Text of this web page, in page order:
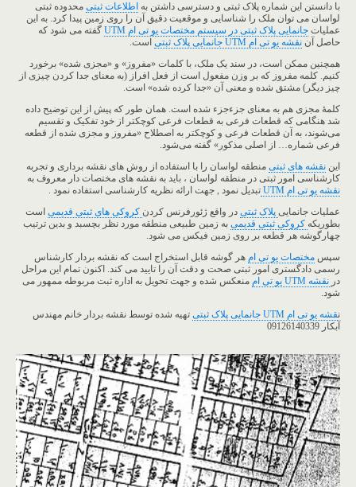
با دانستن این شماره پلاک ثبتی و دسترسی داشتن به اطلاعات ثبتی محدوده ثبتی
لواسان می توان ملک را شناسایی و موقعیت دقیق آن را روی زمین پیدا کرد. به این
عملیات جانمایی پلاک ثبتی در سیستم مختصات یو تی ام UTM
گفته می شود که
حاصل آن نقشه یو تی ام UTM جانمایی پلاک ثبتی
است.
همچنین ممکن است، در سند یک ملک، با کلمات «مفروز» و «مجزی شده» برخورد
کنیم. کلمه مفروز که بر وزن مفعول است از فعل افراز (به معنای جدا کردن چیزی از
چیز دیگر) مشتق شده و معنی آن «جدا کرده شده» است.
کلمۀ مجزی هم به معنای جزء‌جزء شده است. همان ‌طور که پیش از این توضیح داده
شد هنگامی که قطعات فرعی به قطعات فرعی کوچکتر از خود تفکیک و تقسیم
می‌شوند، به آن قطعات فرعی و کوچکتر به اصطلاح «مفروز و مجزی شده از قطعه
فرعی شماره… از اصلی مذکور» گفته می‌شود.
این نقشه های ثبتی منطقه لواسان را با استفاده از روش های نقشه برداری و تجربه
کارشناسی امور ثبتی در منطقه لواسان ، باید به نقشه های مختصات دار معروف به
نقشه یو تی ام UTM
تبدیل نمود , جهت ارائه نظریه کارشناسی استفاده نمود .
عملیات جانمایی پلاک ثبتی در واقع ژئورفرنس کردن کروکی های ثبتی قدیمی است
بطوریکه کروکی ثبتی قدیمی به زمین طبیعی منطقه مورد نظر بچسبد و بدین ترتیب
چهارگوشه هر قطعه بر روی زمین فیکس می شود.
سپس مختصات یو تی ام هر گوشه قابل استخراج است که نقشه بردار کارشناس
رسمی دادگستری امور ثبتی صحت و دقت آن را تایید می کند. اکنون تمام این مراحل
در نقشه UTM یو تی ام
منعکس شده و جهت تحویل به اداره ثبت مربوطه ممهور می
شود.
نقشه یو تی ام UTM جانمایی پلاک ثبتی
تهیه شده توسط نقشه بردار خانم مهندس
آبکار 09126140339